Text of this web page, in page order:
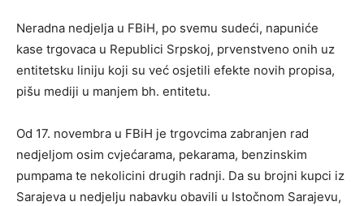
Neradna nedjelja u FBiH, po svemu sudeći, napuniće
kase trgovaca u Republici Srpskoj, prvenstveno onih uz
entitetsku liniju koji su već osjetili efekte novih propisa,
pišu mediji u manjem bh. entitetu.
Od 17. novembra u FBiH je trgovcima zabranjen rad
nedjeljom osim cvjećarama, pekarama, benzinskim
pumpama te nekolicini drugih radnji. Da su brojni kupci iz
Sarajeva u nedjelju nabavku obavili u Istočnom Sarajevu,